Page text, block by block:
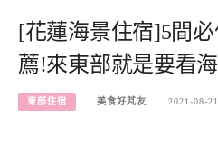
[花蓮海景住宿]5間
薦!來東部就是要看
東部住宿 美食好芃友 2021-08-21